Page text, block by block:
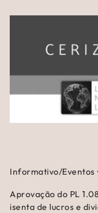
Informativo/Eventos
Aprovação do PL
isenta de lucros e